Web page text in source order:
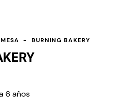
BURNING BAKERY
6 años